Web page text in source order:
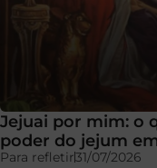
Jejuai por mim: o
poder do jejum
Para refletir31/07/2026